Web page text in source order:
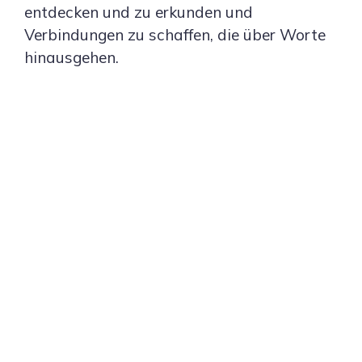
entdecken und zu erkunden und
Verbindungen zu schaffen, die über Worte
hinausgehen.